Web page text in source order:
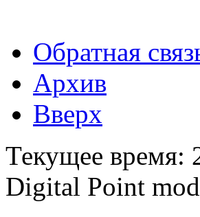
Обратная
Архив
Вверх
Текущее время:
Digital Point